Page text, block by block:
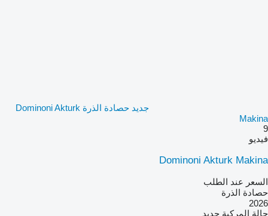
جديد حصادة الذرة Dominoni Akturk
Makina
9
فيديو
Dominoni Akturk Makina
السعر عند الطلب
حصادة الذرة
2026
حالة المركبة جديد